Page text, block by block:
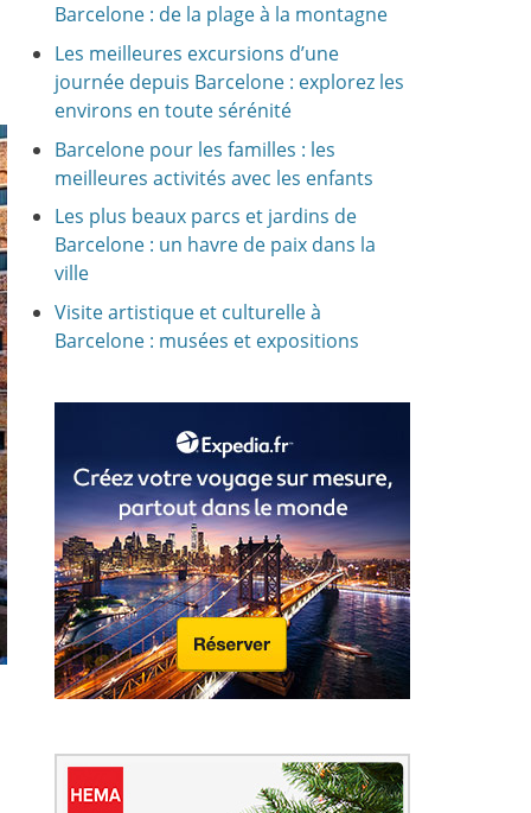
Barcelone : de la plage à la montagne
Les meilleures excursions d’une
journée depuis Barcelone : explorez les
environs en toute sérénité
Barcelone pour les familles : les
meilleures activités avec les enfants
Les plus beaux parcs et jardins de
Barcelone : un havre de paix dans la
ville
Visite artistique et culturelle à
Barcelone : musées et expositions